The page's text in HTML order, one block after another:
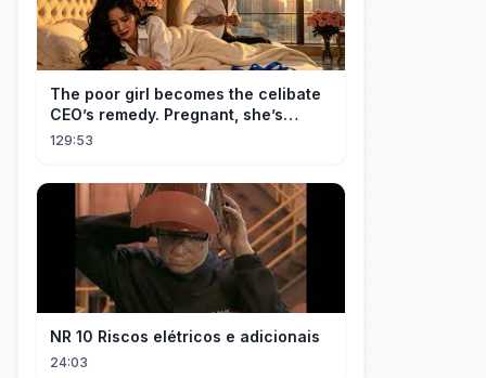
The poor girl becomes the celibate
CEO’s remedy. Pregnant, she’s
brought to his mansion and spoiled.
129:53
NR 10 Riscos elétricos e adicionais
24:03